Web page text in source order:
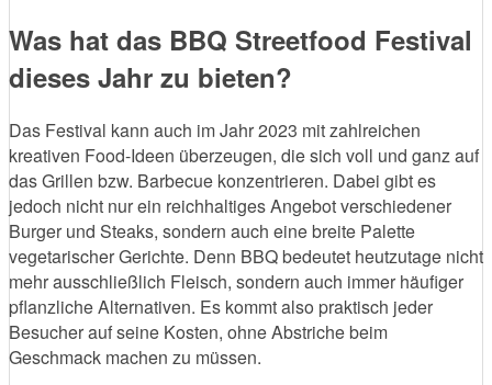
Was hat das BBQ Streetfood Festival
dieses Jahr zu bieten?
Das Festival kann auch im Jahr 2023 mit zahlreichen
kreativen Food-Ideen überzeugen, die sich voll und ganz auf
das Grillen bzw. Barbecue konzentrieren. Dabei gibt es
jedoch nicht nur ein reichhaltiges Angebot verschiedener
Burger und Steaks, sondern auch eine breite Palette
vegetarischer Gerichte. Denn BBQ bedeutet heutzutage nicht
mehr ausschließlich Fleisch, sondern auch immer häufiger
pflanzliche Alternativen. Es kommt also praktisch jeder
Besucher auf seine Kosten, ohne Abstriche beim
Geschmack machen zu müssen.